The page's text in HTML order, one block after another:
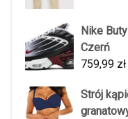
Nike
Czerń
759,99 zł
Strój